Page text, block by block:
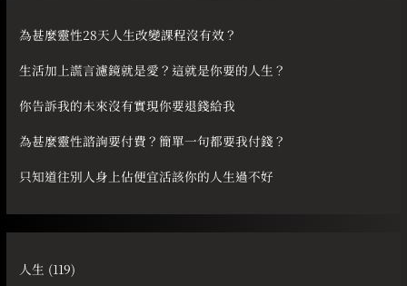
字
為甚麼靈性28天人生改變課程沒有效？
生活加上謊言濾鏡就是愛？這就是你要的人生？
你告訴我的未來沒有實現你要退錢給我
為甚麼靈性諮詢要付費？簡單一句都要我付錢？
只知道往別人身上佔便宜活該你的人生過不好
人生 (119)